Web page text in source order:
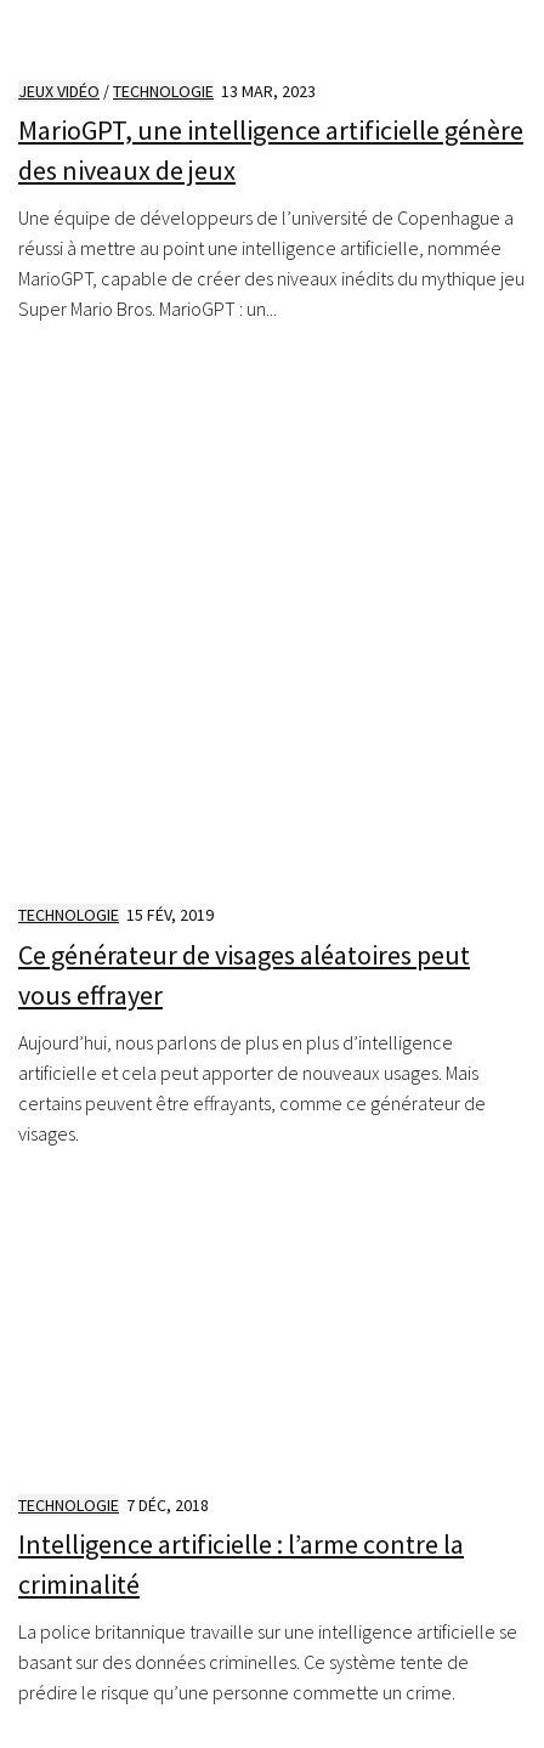
JEUX VIDÉO /TECHNOLOGIE 13 MAR, 2023
MarioGPT, une intelligence artificielle génère
des niveaux de jeux
Une équipe de développeurs de l’université de Copenhague a
réussi à mettre au point une intelligence artificielle, nommée
MarioGPT, capable de créer des niveaux inédits du mythique jeu
Super Mario Bros. MarioGPT : un...
TECHNOLOGIE 15 FÉV, 2019
Ce générateur de visages aléatoires peut
vous effrayer
Aujourd’hui, nous parlons de plus en plus d’intelligence
artificielle et cela peut apporter de nouveaux usages. Mais
certains peuvent être effrayants, comme ce générateur de
visages.
TECHNOLOGIE 7 DÉC, 2018
Intelligence artificielle : l’arme contre la
criminalité
La police britannique travaille sur une intelligence artificielle se
basant sur des données criminelles. Ce système tente de
prédire le risque qu’une personne commette un crime.